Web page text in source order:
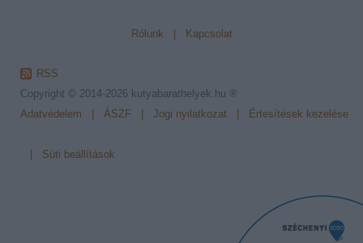
Rólunk Kapcsolat
RSS
Copyright © 2014-2026 kutyabarathelyek.hu ®
Adatvédelem
ÁSZF Jogi nyilatkozat Értesítések kezelése
Süti beállítások